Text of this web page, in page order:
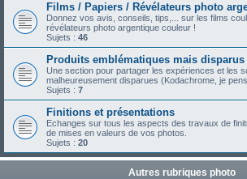
Films / Papiers / Révélateurs photo
Donnez vos avis, conseils, tips,... sur les films
révélateurs photo argentique couleur !
Sujets : 46
Produits emblématiques mais disparus
Une section pour partager les expériences et les
malheureusement disparues (Kodachrome, je
Sujets : 7
Finitions et présentations
Echanges sur tous les aspects des travaux de
de mises en valeurs de vos photos.
Sujets : 20
Autres rubriques photo